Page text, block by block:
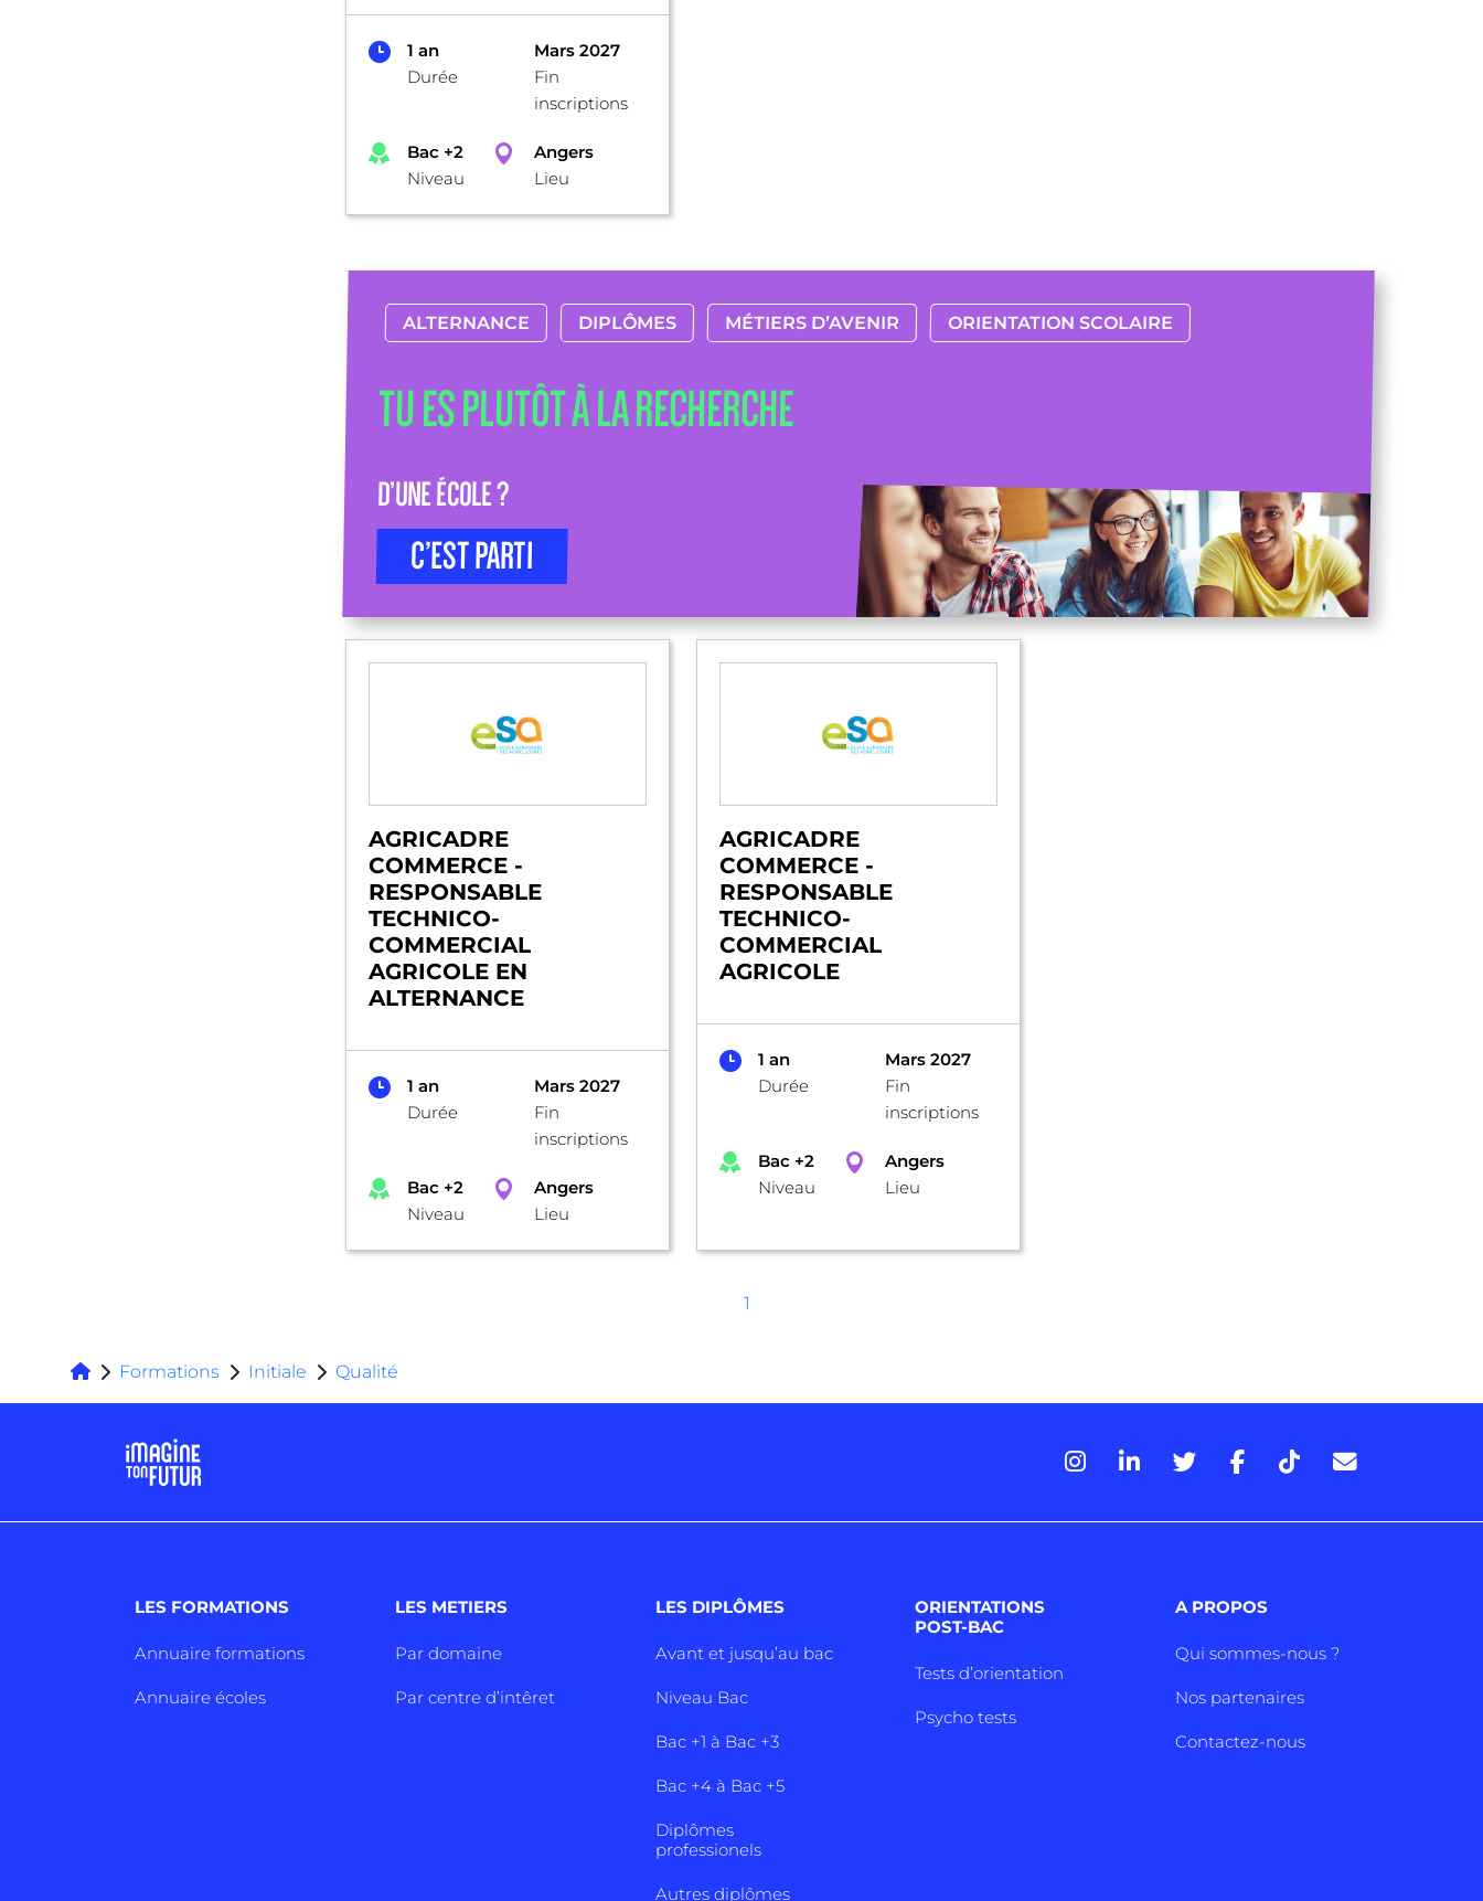
1 an
Durée
Mars 2027
Fin
inscriptions
Bac +2
Niveau
Angers
Lieu
ALTERNANCE DIPLÔMES MÉTIERS D’AVENIR ORIENTATION SCOLAIRE
TU ES PLUTÔT À LA RECHERCHE
D’UNE ÉCOLE ?
C’EST PARTI
AGRICADRE
COMMERCE -
RESPONSABLE
TECHNICO-
COMMERCIAL
AGRICOLE EN
ALTERNANCE
1 an
Durée
Mars 2027
Fin
inscriptions
Bac +2
Niveau
Angers
Lieu
AGRICADRE
COMMERCE -
RESPONSABLE
TECHNICO-
COMMERCIAL
AGRICOLE
1 an
Durée
Mars 2027
Fin
inscriptions
Bac +2
Niveau
Angers
Lieu
1
Formations Initiale Qualité
LES FORMATIONS
Annuaire formations
Annuaire écoles
LES METIERS
Par domaine
Par centre d’intêret
LES DIPLÔMES
Avant et jusqu’au bac
Niveau Bac
Bac +1 à Bac +3
Bac +4 à Bac +5
Diplômes
professionels
Autres diplômes
ORIENTATIONS
POST-BAC
Tests d’orientation
Psycho tests
A PROPOS
Qui sommes-nous ?
Nos partenaires
Contactez-nous